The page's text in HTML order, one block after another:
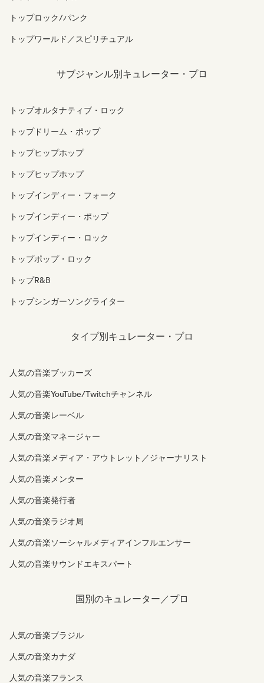
トップロック/パンク
トップワールド／スピリチュアル
サブジャンル別キュレーター・プロ
トップオルタナティブ・ロック
トップドリーム・ポップ
トップヒップホップ
トップヒップホップ
トップインディー・フォーク
トップインディー・ポップ
トップインディー・ロック
トップポップ・ロック
トップR&B
トップシンガーソングライター
タイプ別キュレーター・プロ
人気の音楽ブッカーズ
人気の音楽YouTube/Twitchチャンネル
人気の音楽レーベル
人気の音楽マネージャー
人気の音楽メディア・アウトレット／ジャーナリスト
人気の音楽メンター
人気の音楽発行者
人気の音楽ラジオ局
人気の音楽ソーシャルメディアインフルエンサー
人気の音楽サウンドエキスパート
国別のキュレーター／プロ
人気の音楽ブラジル
人気の音楽カナダ
人気の音楽フランス